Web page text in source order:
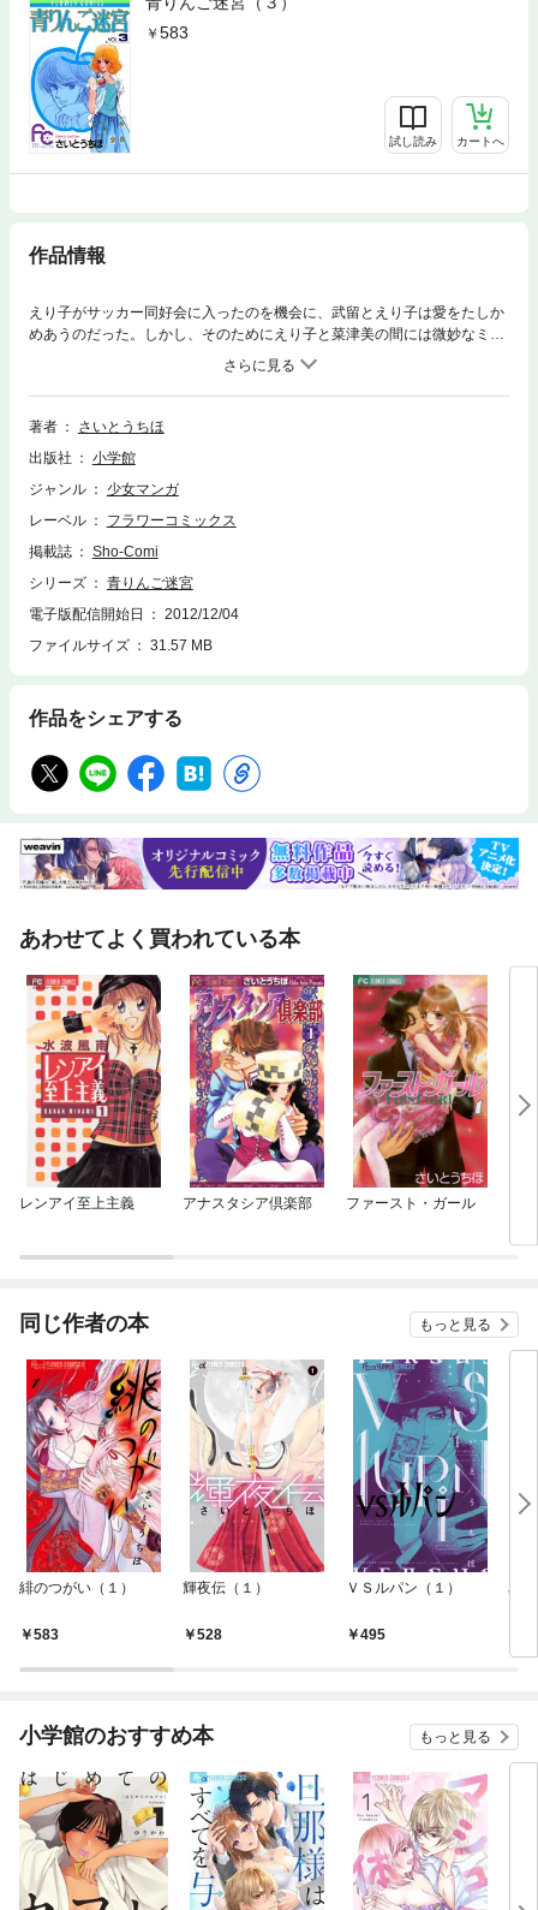
583
試し読み カートへ
作品情報
えり子がサッカー同好会に入ったのを機会に、武留とえり子は愛をたしか
めあうのだった。しかし、そのためにえり子と菜津美の間には微妙なミゾ
が生まれてしまい、菜津美は次第に投げやりになっていく。一方、えり子
はサッカーの試合をきっかけに、大和北高のサッカー部とトラブルを起こ
してしまう…。
著者
さいとうちほ
出版社
小学館
ジャンル
少女マンガ
レーベル
フラワーコミックス
掲載誌
Sho-Comi
シリーズ
青りんご迷宮
電子版配信開始日
2012/12/04
ファイルサイズ
31.57 MB
作品をシェアする
あわせてよく買われている本
レンアイ至上主義 アナスタシア倶楽部 ファースト・ガール
同じ作者の本 もっと見る
緋のつがい（１）
583
輝夜伝（１）
528
ＶＳルパン（１）
495
星
小学館のおすすめ本 もっと見る